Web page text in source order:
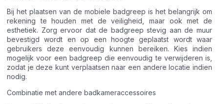
Bij het plaatsen van de mobiele badgreep is het belangrijk om
rekening te houden met de veiligheid, maar ook met de
esthetiek. Zorg ervoor dat de badgreep stevig aan de muur
bevestigd wordt en op een hoogte geplaatst wordt waar
gebruikers deze eenvoudig kunnen bereiken. Kies indien
mogelijk voor een badgreep die eenvoudig te verwijderen is,
zodat je deze kunt verplaatsen naar een andere locatie indien
nodig.
Combinatie met andere badkameraccessoires